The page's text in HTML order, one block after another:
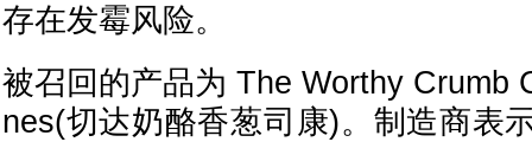
存在发霉风险。
被召回的产品为 The Worthy Crumb
nes(切达奶酪香葱司康)。制造商表